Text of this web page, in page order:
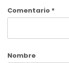
Comentario *
Nombre